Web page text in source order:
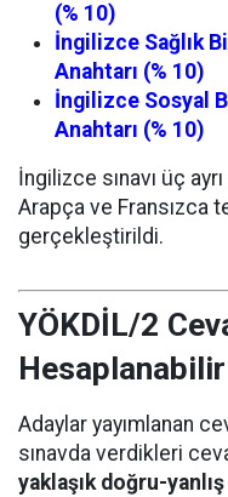
(% 10)
İngilizce Sağlık
Anahtarı (% 10)
İngilizce Sosyal
Anahtarı (% 10)
İngilizce sınavı üç
Arapça ve Fransızca
gerçekleştirildi.
YÖKDİL/2
Adaylar yayımlanan
sınavda verdikleri
yaklaşık doğru-yanlış